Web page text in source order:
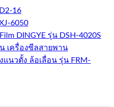
16
6050
DINGYE รุ่น DSH-4020S
เครื่องซีลสายพาน
นวตั้ง ล้อเลื่อน รุ่น FRM-